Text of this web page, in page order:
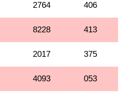
2764 406
8228 413
2017 375
4093 053